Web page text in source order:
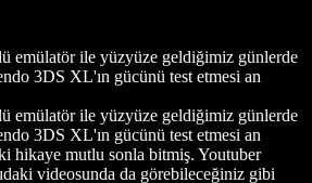
emülatör ile yüzyüze geldiğimiz günlerde
3DS XL'ın gücünü test etmesi an
emülatör ile yüzyüze geldiğimiz günlerde
3DS XL'ın gücünü test etmesi an
hikaye mutlu sonla bitmiş. Youtuber
videosunda da görebileceğiniz gibi